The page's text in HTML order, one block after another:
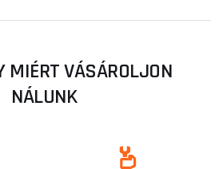
MIÉRT VÁSÁROLJON
NÁLUNK